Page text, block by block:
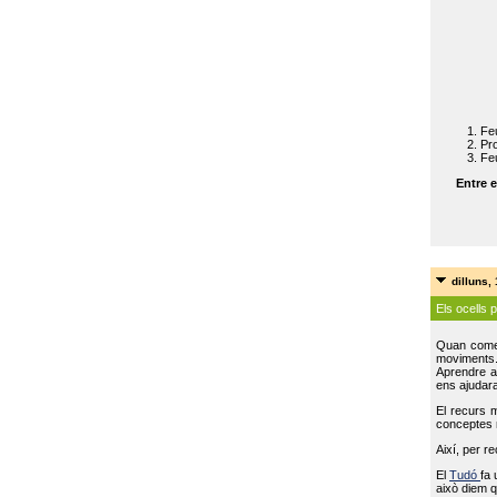
Entre
dilluns,
Els ocells
Quan
Aprendre
ens
El recurs
conceptes
Així, per
ElTudófa
això diem